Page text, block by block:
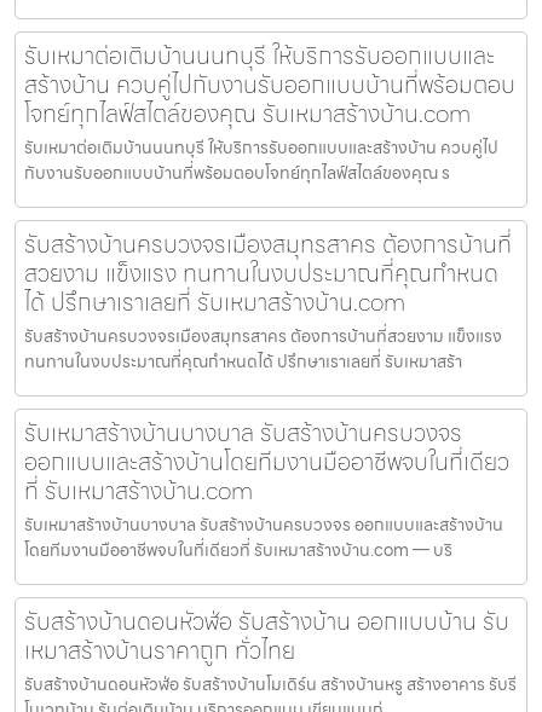
รับเหมาต่อเติมบ้านนนทบุรี ให้บริการรับออกแบบและ
สร้างบ้าน ควบคู่ไปกับงานรับออกแบบบ้านที่พร้อมตอบ
โจทย์ทุกไลฟ์สไตล์ของคุณ รับเหมาสร้างบ้าน.com
รับเหมาต่อเติมบ้านนนทบุรี ให้บริการรับออกแบบและสร้างบ้าน ควบคู่ไป
กับงานรับออกแบบบ้านที่พร้อมตอบโจทย์ทุกไลฟ์สไตล์ของคุณ ร
รับสร้างบ้านครบวงจรเมืองสมุทรสาคร ต้องการบ้านที่
สวยงาม แข็งแรง ทนทานในงบประมาณที่คุณกำหนด
ได้ ปรึกษาเราเลยที่ รับเหมาสร้างบ้าน.com
รับสร้างบ้านครบวงจรเมืองสมุทรสาคร ต้องการบ้านที่สวยงาม แข็งแรง
ทนทานในงบประมาณที่คุณกำหนดได้ ปรึกษาเราเลยที่ รับเหมาสร้า
รับเหมาสร้างบ้านบางบาล รับสร้างบ้านครบวงจร
ออกแบบและสร้างบ้านโดยทีมงานมืออาชีพจบในที่เดียว
ที่ รับเหมาสร้างบ้าน.com
รับเหมาสร้างบ้านบางบาล รับสร้างบ้านครบวงจร ออกแบบและสร้างบ้าน
โดยทีมงานมืออาชีพจบในที่เดียวที่ รับเหมาสร้างบ้าน.com — บริ
รับสร้างบ้านดอนหัวฬ่อ รับสร้างบ้าน ออกแบบบ้าน รับ
เหมาสร้างบ้านราคาถูก ทั่วไทย
รับสร้างบ้านดอนหัวฬ่อ รับสร้างบ้านโมเดิร์น สร้างบ้านหรู สร้างอาคาร รับรี